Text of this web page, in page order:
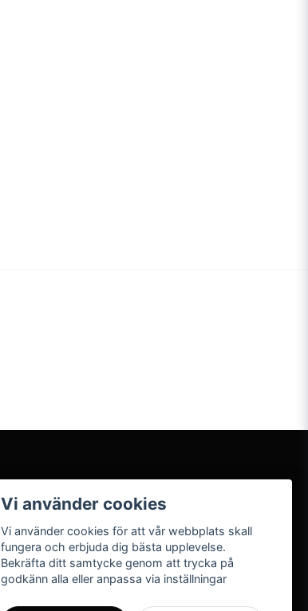
Vi använder cookies
Vi använder cookies för att vår webbplats skall
fungera och erbjuda dig bästa upplevelse.
Bekräfta ditt samtycke genom att trycka på
godkänn alla eller anpassa via inställningar